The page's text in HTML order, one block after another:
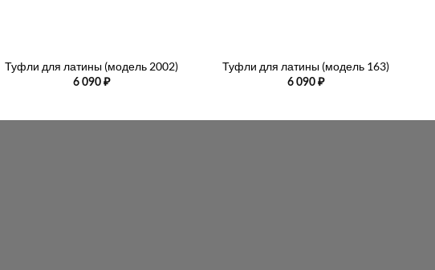
Туфли для латины (модель 2002)
6 090₽
Туфли для латины (модель 163)
6 090 ₽